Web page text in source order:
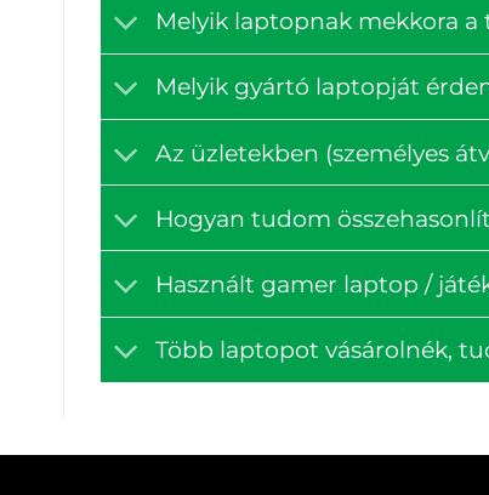
Melyik laptopnak mekkora
Melyik gyártó laptopját
Az üzletekben (személyes
Hogyan tudom
Használt gamer laptop /
Több laptopot vásárolnék,